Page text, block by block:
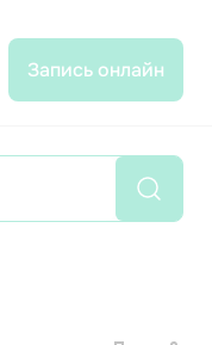
Запись онлайн